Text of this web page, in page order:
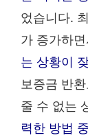
었습니다.
가 증가하
는 상황이
보증금 반
줄 수 없는
력한 방법